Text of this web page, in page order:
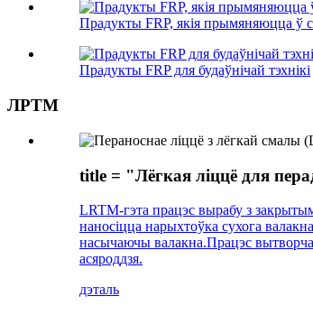
Прадукты FRP, якія прымяняюцца ў
Прадукты FRP для будаўнічай тэхнікі
ЛРТМ
title = "Лёгкая ліццё для
LRTM-гэта працэс вырабу з
наносіцца нарыхтоўка сухога
насычаючы валакна.Працэс
асяроддзя.
дэталь